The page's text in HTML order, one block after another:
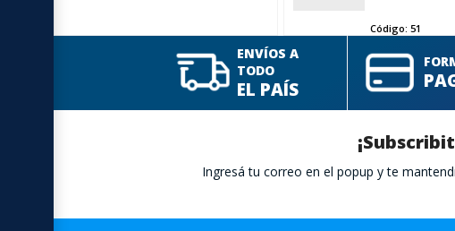
Código:51
ENVÍOS A
TODO
EL PAÍS
Ingresá tu correo en el popup y te